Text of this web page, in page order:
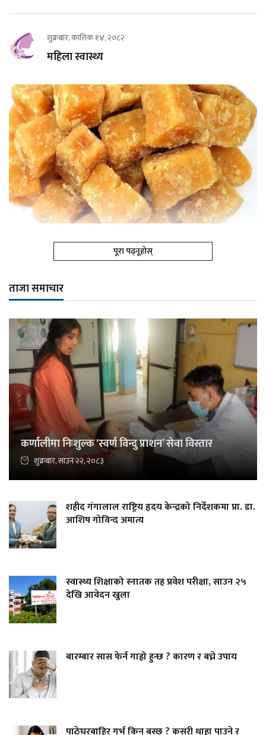
शुक्रबार, कात्तिक १४, २०८२
महिला स्वास्थ्य
पूरा पढ्नूहोस्
ताजा समाचार
कर्णालीमा निःशुल्क ‘स्वर्ण विन्दु प्राशन’ सेवा विस्तार
शुक्रबार, साउन २२, २०८३
शहीद गंगालाल राष्ट्रिय हृदय केन्द्रको निर्देशकमा प्रा. डा.
आशिष गोविन्द अमात्य
स्वास्थ्य शिक्षाको स्नातक तह प्रवेश परीक्षा, साउन २५
देखि आवेदन खुला
बारम्बार सास फेर्न गाह्रो हुन्छ ? कारण र बच्ने उपाय